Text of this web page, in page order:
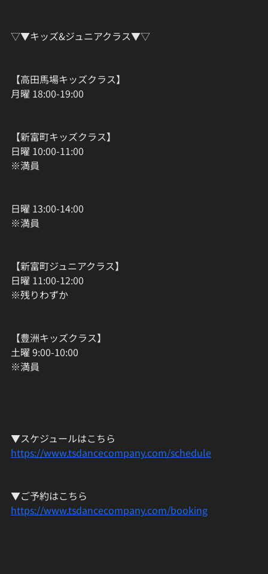
▽▼キッズ&ジュニアクラス▼▽
【高田馬場キッズクラス】
月曜 18:00-19:00
【新富町キッズクラス】
日曜 10:00-11:00
※満員
日曜 13:00-14:00
※満員
【新富町ジュニアクラス】
日曜 11:00-12:00
※残りわずか
【豊洲キッズクラス】
土曜 9:00-10:00
※満員
▼スケジュールはこちら
https://www.tsdancecompany.com/schedule
▼ご予約はこちら
https://www.tsdancecompany.com/booking